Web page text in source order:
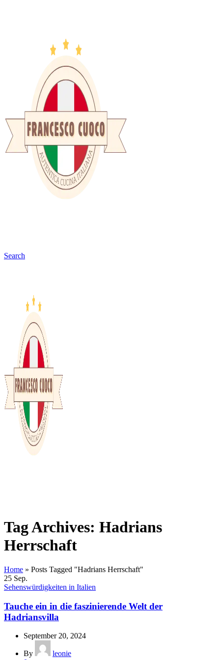
Search
Tag Archives: Hadrians
Herrschaft
Home » Posts Tagged "Hadrians Herrschaft"
25 Sep.
Sehenswürdigkeiten in Italien
Tauche ein in die faszinierende Welt der
Hadriansvilla
September 20, 2024
By
leonie